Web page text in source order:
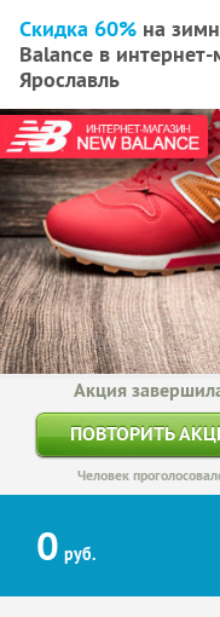
Скидка 60% на
Balance в
Ярославль
Акция
ПОВТОРИТЬ
Человек
0 руб.